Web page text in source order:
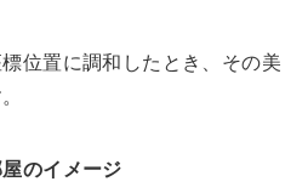
位置に調和したとき、その美
のイメージ